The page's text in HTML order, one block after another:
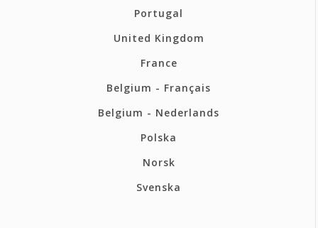
Portugal
United Kingdom
France
Belgium - Français
Belgium - Nederlands
Polska
Norsk
Svenska